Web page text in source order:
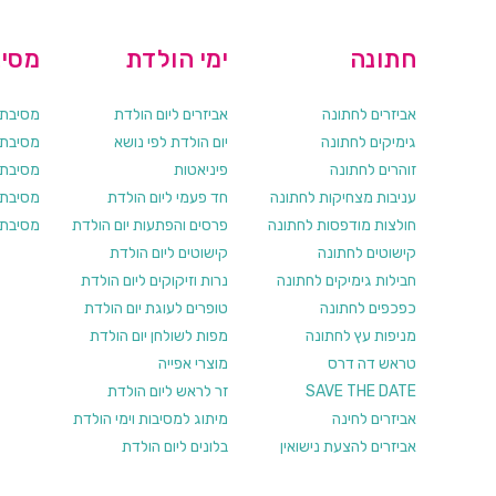
מסיבת
מסיבת
מסיבת
מסיבת
מסיבת
ימי הולדת
אביזרים ליום הולדת
יום הולדת לפי נושא
פיניאטות
חד פעמי ליום הולדת
פרסים והפתעות יום הולדת
קישוטים ליום הולדת
נרות וזיקוקים ליום הולדת
טופרים לעוגת יום הולדת
מפות לשולחן יום הולדת
מוצרי אפייה
זר לראש ליום הולדת
מיתוג למסיבות וימי הולדת
בלונים ליום הולדת
חתונה
אביזרים לחתונה
גימיקים לחתונה
זוהרים לחתונה
עניבות מצחיקות לחתונה
חולצות מודפסות לחתונה
קישוטים לחתונה
חבילות גימיקים לחתונה
כפכפים לחתונה
מניפות עץ לחתונה
טראש דה דרס
SAVE THE DATE
אביזרים לחינה
אביזרים להצעת נישואין